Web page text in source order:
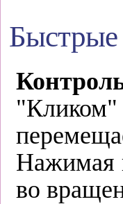
Быстрые
"Кликом"
Нажимая
во